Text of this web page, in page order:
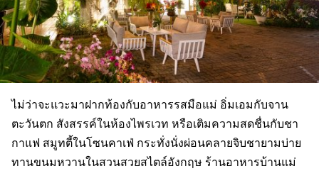
ไม่ว่าจะแวะมาฝากท้องกับอาหารรสมือแม่ อิ่มเอมกับจาน
ตะวันตก สังสรรค์ในห้องไพรเวท หรือเติมความสดชื่นกับชา
กาแฟ สมูทตี้ในโซนคาเฟ่ กระทั่งนั่งผ่อนคลายจิบชายามบ่าย
ทานขนมหวานในสวนสวยสไตล์อังกฤษ ร้านอาหารบ้านแม่